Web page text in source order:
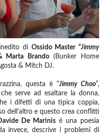
di Ossido Master “Jimmy
Marta Brando(Bunker Home
& Mitch DJ.
questa è “Jimmy Choo”,
serve ad esaltare la donna,
i difetti di una tipica coppia,
dell'altro e questo crea conflitti
De Marinis é una poesia
invece, descrive i problemi di